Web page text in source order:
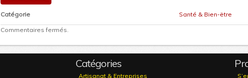
Catégorie Santé & Bien-ëtre
Commentaires fermés.
Catégories
Artisanat & Entreprises